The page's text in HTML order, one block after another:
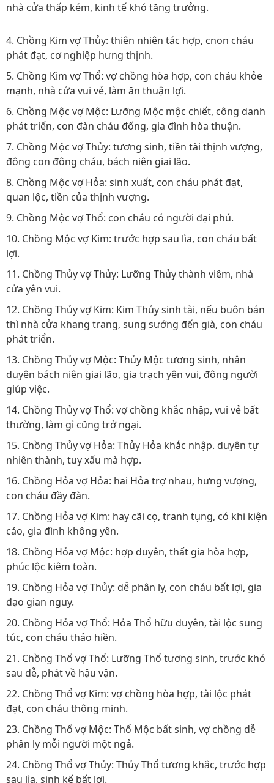
nhà cửa thấp kém, kinh tế khó tăng trưởng.
4. Chồng Kim vợ Thủy: thiên nhiên tác hợp, cnon cháu
phát đạt, cơ nghiệp hưng thịnh.
5. Chồng Kim vợ Thổ: vợ chồng hòa hợp, con cháu khỏe
mạnh, nhà cửa vui vẻ, làm ăn thuận lợi.
6. Chồng Mộc vợ Mộc: Lưỡng Mộc mộc chiết, công danh
phát triển, con đàn cháu đống, gia đình hòa thuận.
7. Chồng Mộc vợ Thủy: tương sinh, tiền tài thịnh vượng,
đông con đông cháu, bách niên giai lão.
8. Chồng Mộc vợ Hỏa: sinh xuất, con cháu phát đạt,
quan lộc, tiền của thịnh vượng.
9. Chồng Mộc vợ Thổ: con cháu có người đại phú.
10. Chồng Mộc vợ Kim: trước hợp sau lìa, con cháu bất
lợi.
11. Chồng Thủy vợ Thủy: Lưỡng Thủy thành viêm, nhà
cửa yên vui.
12. Chồng Thủy vợ Kim: Kim Thủy sinh tài, nếu buôn bán
thì nhà cửa khang trang, sung sướng đến già, con cháu
phát triển.
13. Chồng Thủy vợ Mộc: Thủy Mộc tương sinh, nhân
duyên bách niên giai lão, gia trạch yên vui, đông người
giúp việc.
14. Chồng Thủy vợ Thổ: vợ chồng khắc nhập, vui vẻ bất
thường, làm gì cũng trở ngại.
15. Chồng Thủy vợ Hỏa: Thủy Hỏa khắc nhập. duyên tự
nhiên thành, tuy xấu mà hợp.
16. Chồng Hỏa vợ Hỏa: hai Hỏa trợ nhau, hưng vượng,
con cháu đầy đàn.
17. Chồng Hỏa vợ Kim: hay cãi cọ, tranh tụng, có khi kiện
cáo, gia đình không yên.
18. Chồng Hỏa vợ Mộc: hợp duyên, thất gia hòa hợp,
phúc lộc kiêm toàn.
19. Chồng Hỏa vợ Thủy: dễ phân ly, con cháu bất lợi, gia
đạo gian nguy.
20. Chồng Hỏa vợ Thổ: Hỏa Thổ hữu duyên, tài lộc sung
túc, con cháu thảo hiền.
21. Chồng Thổ vợ Thổ: Lưỡng Thổ tương sinh, trước khó
sau dễ, phát về hậu vận.
22. Chồng Thổ vợ Kim: vợ chồng hòa hợp, tài lộc phát
đạt, con cháu thông minh.
23. Chồng Thổ vợ Mộc: Thổ Mộc bất sinh, vợ chồng dễ
phân ly mỗi người một ngả.
24. Chồng Thổ vợ Thủy: Thủy Thổ tương khắc, trước hợp
sau lìa, sinh kế bất lợi.